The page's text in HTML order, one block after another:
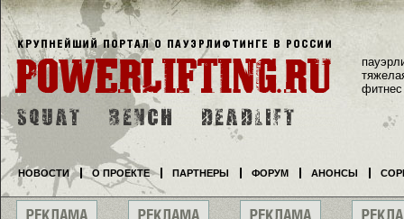
фитнес
НОВОСТИ О ПРОЕКТЕ ПАРТНЕРЫ ФОРУМ АНОНСЫ